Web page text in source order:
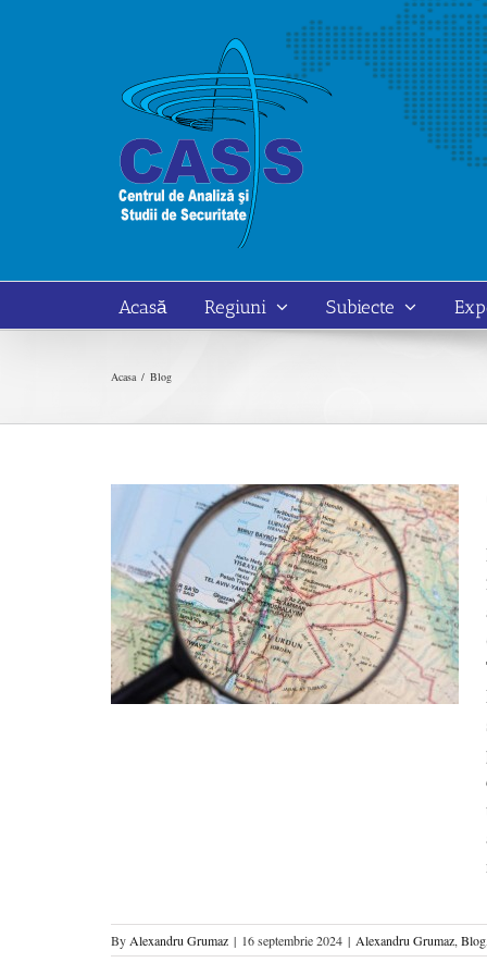
Acasă Regiuni Subiecte
Acasa Blog
By Alexandru Grumaz | 16 septembrie 2024 | Alexandru Grumaz, Blog